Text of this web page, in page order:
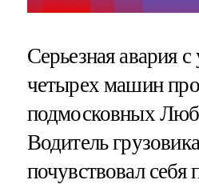
Серьезная авария
четырех машин
подмосковных
Водитель
почувствовал себя